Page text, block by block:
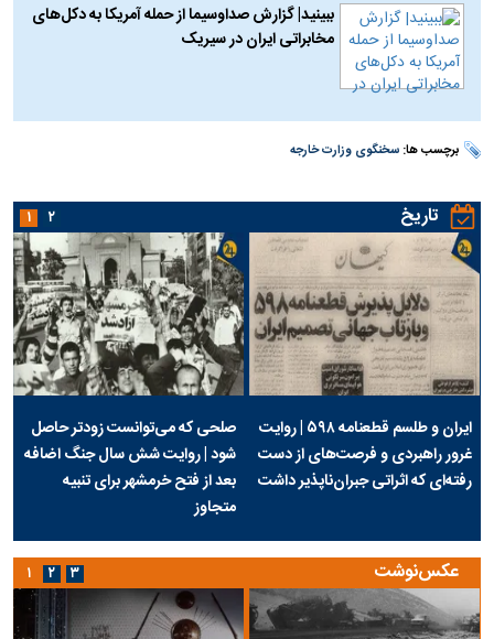
ببینید| گزارش صداوسیما از حمله آمریکا به دکل‌های
مخابراتی ایران در سیریک
برچسب ها:سخنگوی وزارت خارجه
تاریخ
ایران و طلسم قطعنامه ۵۹۸ | روایت
غرور راهبردی و فرصت‌های از دست
رفته‌ای که اثراتی جبران‌ناپذیر داشت
صلحی که می‌توانست زودتر حاصل
شود | روایت شش سال جنگ اضافه
بعد از فتح خرمشهر برای تنبیه
متجاوز
۱ ۲
عکس‌نوشت ۱ ۲ ۳